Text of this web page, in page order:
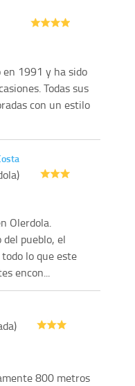
1991 y ha sido
Todas sus
con un estilo
Olerdola.
pueblo, el
lo que este
encon...
800 metros